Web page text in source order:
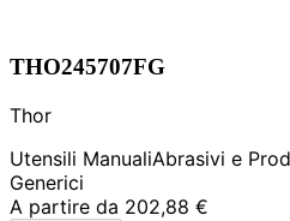
THO245707FG
Thor
Utensili ManualiAbrasivi e
Generici
A partire da 202,88 €